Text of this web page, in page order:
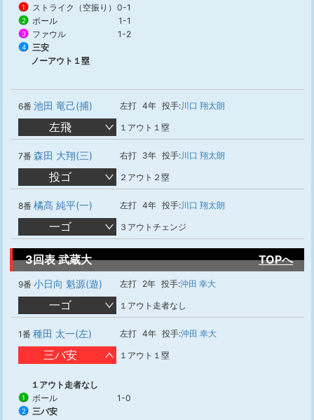
1 ストライク（空振り） 0-1
2 ボール 1-1
3 ファウル 1-2
4
三安
ノーアウト１塁
6番 池田 竜己(捕) 左打 4年 投手:川口 翔太朗
左飛 １アウト１塁
7番 森田 大翔(三) 右打 3年 投手:川口 翔太朗
投ゴ ２アウト２塁
8番 橘髙 純平(一) 左打 4年 投手:川口 翔太朗
一ゴ ３アウトチェンジ
3回表 武蔵大 TOPへ
9番 小日向 魁源(遊) 左打 2年 投手:沖田 幸大
一ゴ １アウト走者なし
1番 種田 太一(左) 左打 4年 投手:沖田 幸大
三バ安 １アウト１塁
１アウト走者なし
1 ボール 1-0
2
三バ安